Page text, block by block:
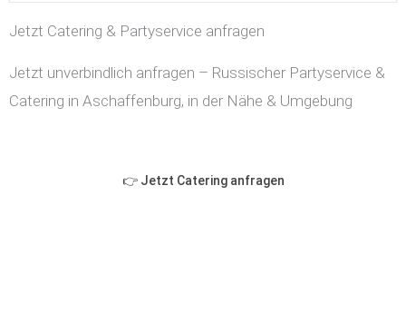
Jetzt Catering & Partyservice anfragen
Jetzt unverbindlich anfragen – Russischer Partyservice &
Catering in Aschaffenburg, in der Nähe & Umgebung
👉 Jetzt Catering anfragen